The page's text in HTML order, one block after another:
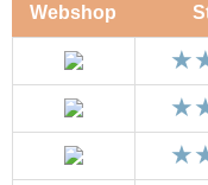
Webshop